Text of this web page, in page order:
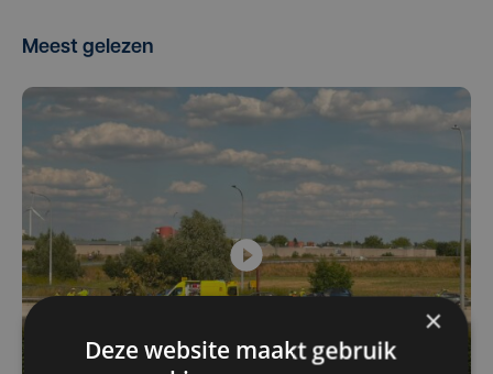
Meest gelezen
×
Deze website maakt gebruik